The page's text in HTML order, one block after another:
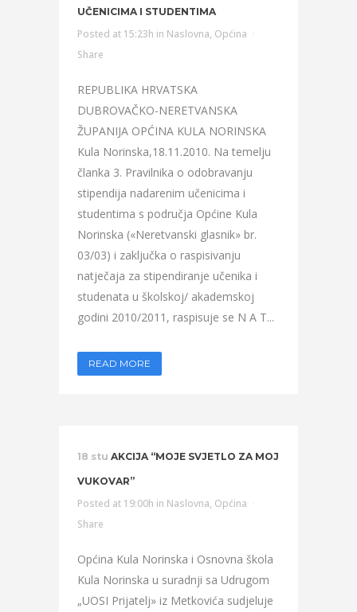
UČENICIMA I STUDENTIMA
Posted at 15:23h in Naslovna, Općina
Share
REPUBLIKA HRVATSKA
DUBROVAČKO-NERETVANSKA
ŽUPANIJA OPĆINA KULA NORINSKA
Kula Norinska,18.11.2010. Na temelju
članka 3. Pravilnika o odobravanju
stipendija nadarenim učenicima i
studentima s područja Općine Kula
Norinska («Neretvanski glasnik» br.
03/03) i zaključka o raspisivanju
natječaja za stipendiranje učenika i
studenata u školskoj/ akademskoj
godini 2010/2011, raspisuje se N A T...
READ MORE
18 stu AKCIJA “MOJE SVJETLO ZA MOJ
VUKOVAR”
Posted at 19:00h in Naslovna, Općina
Share
Općina Kula Norinska i Osnovna škola
Kula Norinska u suradnji sa Udrugom
„UOSI Prijatelj» iz Metkovića sudjeluje